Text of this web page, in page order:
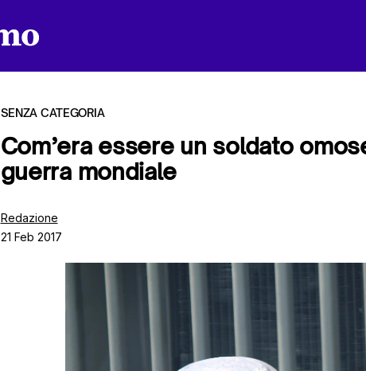
SENZA CATEGORIA
Com’era essere un soldato
guerra mondiale
Redazione
21 Feb 2017